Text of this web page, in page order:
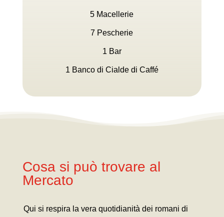
5 Macellerie
7 Pescherie
1 Bar
1 Banco di Cialde di Caffé
Cosa si può trovare al
Mercato
Qui si respira la vera quotidianità dei romani di